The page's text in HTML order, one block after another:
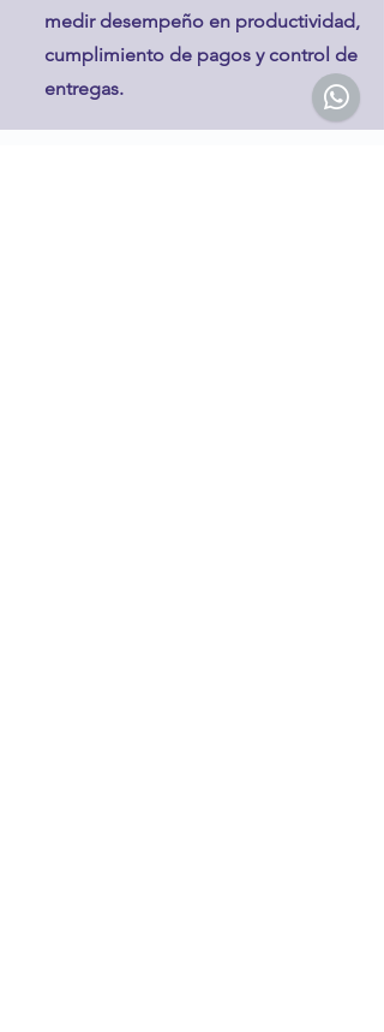
medir desempeño en productividad,
cumplimiento de pagos y control de
entregas.